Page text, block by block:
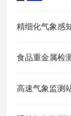
食品重金属检